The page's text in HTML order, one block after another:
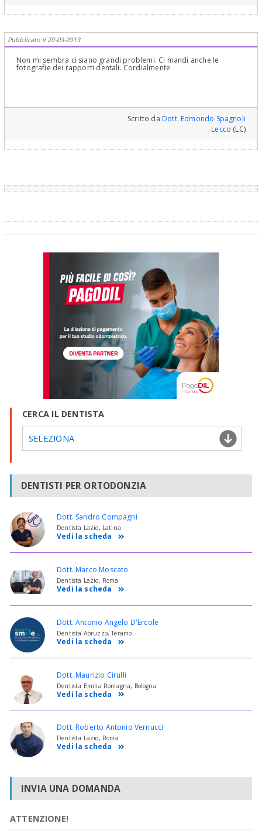
Pubblicato il 20-03-2013
Non mi sembra ci siano grandi problemi. Ci mandi anche le
fotografie dei rapporti dentali. Cordialmente
Scritto daDott. Edmondo Spagnoli
Lecco (LC)
CERCA IL DENTISTA
SELEZIONA
DENTISTI PER ORTODONZIA
Dott. Sandro Compagni
Dentista Lazio, Latina
Vedi la scheda
Dott. Marco Moscato
Dentista Lazio, Roma
Vedi la scheda
Dott. Antonio Angelo D'Ercole
Dentista Abruzzo, Teramo
Vedi la scheda
Dott. Maurizio Cirulli
Dentista Emilia Romagna, Bologna
Vedi la scheda
Dott. Roberto Antonio Vernucci
Dentista Lazio, Roma
Vedi la scheda
INVIA UNA DOMANDA
ATTENZIONE!